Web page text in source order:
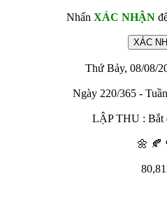
Nhấn XÁC NHẬN
Thứ Bảy, 08/08/
Ngày 220/365 -
LẬP THU : Bắt
🌼 🍂